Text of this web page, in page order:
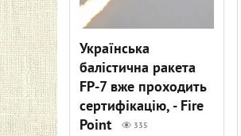
Українська
балістична ракета
FP-7 вже проходить
сертифікацію, - Fire
Point
335